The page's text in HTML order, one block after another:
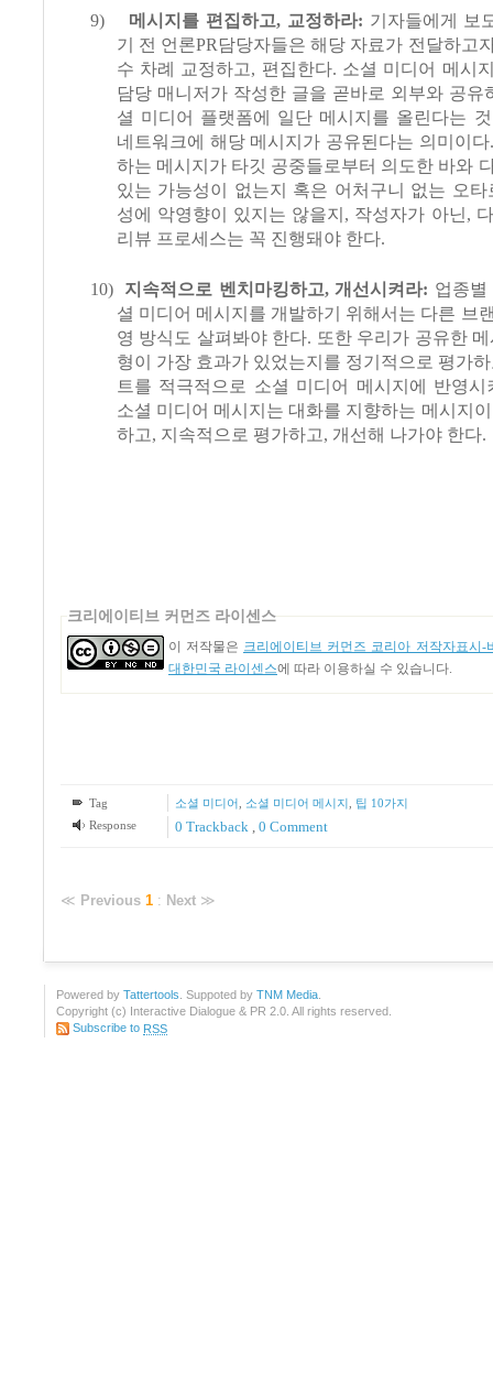
9) 메시지를 편집하고, 교정하라: 기자들에게 보
기 전 언론PR담당자들은 해당 자료가 전달하고
수 차례 교정하고, 편집한다. 소셜 미디어 메시
담당 매니저가 작성한 글을 곧바로 외부와 공유
셜 미디어 플랫폼에 일단 메시지를 올린다는
네트워크에 해당 메시지가 공유된다는 의미이다
하는 메시지가 타깃 공중들로부터 의도한 바와
있는 가능성이 없는지 혹은 어처구니 없는 오
성에 악영향이 있지는 않을지 , 작성자가 아닌,
리뷰 프로세스는 꼭 진행돼야 한다.
10) 지속적으로 벤치마킹하고,개선시켜라: 업종
셜 미디어 메시지를 개발하기 위해서는 다른 브
영 방식도 살펴봐야 한다. 또한 우리가 공유한
형이 가장 효과가 있었는지를 정기적으로 평가
트를 적극적으로 소셜 미디어 메시지에 반영
소셜 미디어 메시지는 대화를 지향하는 메시지
하고, 지속적으로 평가하고, 개선해 나가야 한다.
크리에이티브 커먼즈 라이센스
이 저작물은 크리에이티브 커먼즈 코리아 저작자표시-
대한민국 라이센스에 따라 이용하실 수 있습니다.
Tag 소셜 미디어 소셜 미디어 메시지
팁 10가지
Response
0 Trackback 0 Comment
≪ Previous 1 : Next ≫
Powered by Tattertools . Suppoted by TNM Media
Copyright (c) Interactive Dialogue & PR 2.0. All rights reserved.
Subscribe to RSS